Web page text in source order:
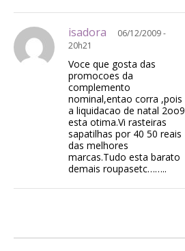
isadora
06/12/2009 -
20h21
Voce que gosta das
promocoes da
complemento
nominal,entao corra ,pois
a liquidacao de natal 2oo9
esta otima.Vi rasteiras
sapatilhas por 40 50 reais
das melhores
marcas.Tudo esta barato
demais roupasetc……..